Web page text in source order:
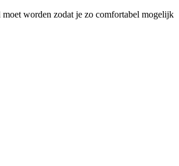
worden zodat je zo comfortabel mogelijk